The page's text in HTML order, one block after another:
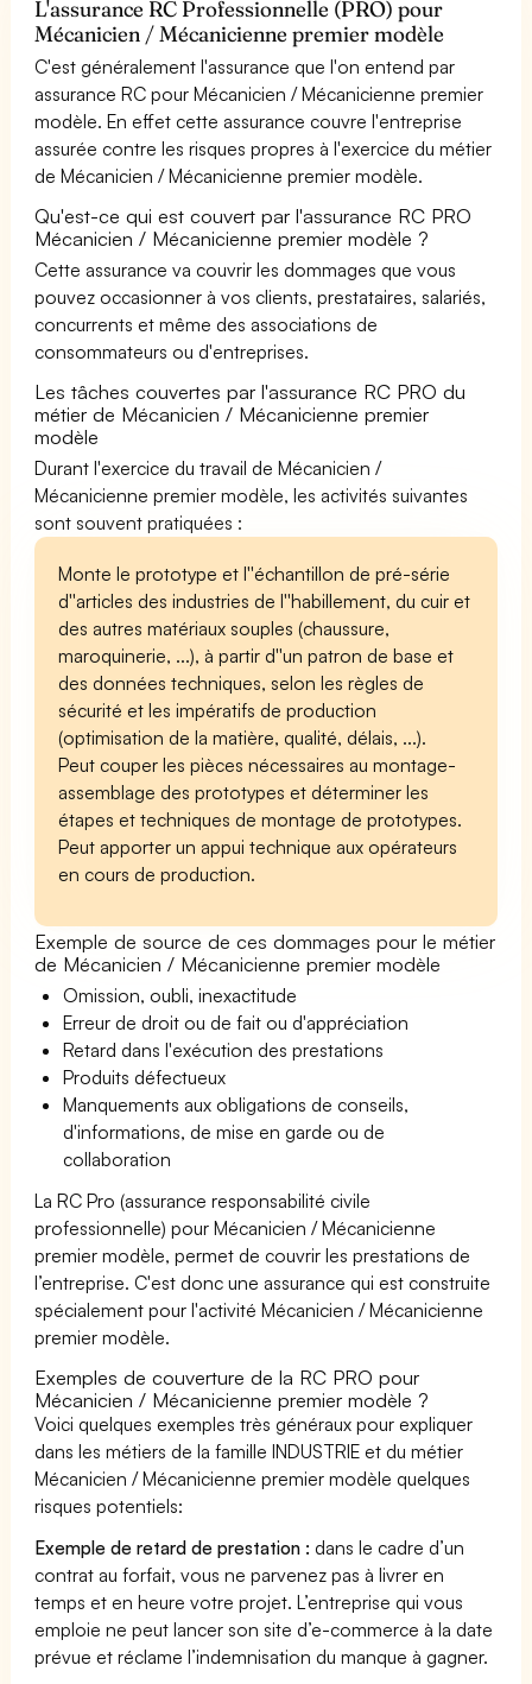
L'assurance RC Professionnelle (PRO) pour
Mécanicien / Mécanicienne premier modèle
C'est généralement l'assurance que l'on entend par
assurance RC pour Mécanicien / Mécanicienne premier
modèle. En effet cette assurance couvre l'entreprise
assurée contre les risques propres à l'exercice du métier
de Mécanicien / Mécanicienne premier modèle.
Qu'est-ce qui est couvert par l'assurance RC PRO
Mécanicien / Mécanicienne premier modèle ?
Cette assurance va couvrir les dommages que vous
pouvez occasionner à vos clients, prestataires, salariés,
concurrents et même des associations de
consommateurs ou d'entreprises.
Les tâches couvertes par l'assurance RC PRO du
métier de Mécanicien / Mécanicienne premier
modèle
Durant l'exercice du travail de Mécanicien /
Mécanicienne premier modèle, les activités suivantes
sont souvent pratiquées :
Monte le prototype et l''échantillon de pré-série
d''articles des industries de l''habillement, du cuir et
des autres matériaux souples (chaussure,
maroquinerie, ...), à partir d''un patron de base et
des données techniques, selon les règles de
sécurité et les impératifs de production
(optimisation de la matière, qualité, délais, ...).
Peut couper les pièces nécessaires au montage-
assemblage des prototypes et déterminer les
étapes et techniques de montage de prototypes.
Peut apporter un appui technique aux opérateurs
en cours de production.
Exemple de source de ces dommages pour le métier
de Mécanicien / Mécanicienne premier modèle
Omission, oubli, inexactitude
Erreur de droit ou de fait ou d'appréciation
Retard dans l'exécution des prestations
Produits défectueux
Manquements aux obligations de conseils,
d'informations, de mise en garde ou de
collaboration
La RC Pro (assurance responsabilité civile
professionnelle) pour Mécanicien / Mécanicienne
premier modèle, permet de couvrir les prestations de
l’entreprise. C'est donc une assurance qui est construite
spécialement pour l'activité Mécanicien / Mécanicienne
premier modèle.
Exemples de couverture de la RC PRO pour
Mécanicien / Mécanicienne premier modèle ?
Voici quelques exemples très généraux pour expliquer
dans les métiers de la famille INDUSTRIE et du métier
Mécanicien / Mécanicienne premier modèle quelques
risques potentiels:
Exemple de retard de prestation : dans le cadre d’un
contrat au forfait, vous ne parvenez pas à livrer en
temps et en heure votre projet. L’entreprise qui vous
emploie ne peut lancer son site d’e-commerce à la date
prévue et réclame l’indemnisation du manque à gagner.